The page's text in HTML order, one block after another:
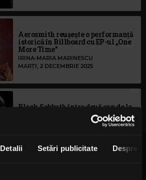
Detalii Setări publicitate Despre
Aerosmith reușește o performanță
istorică în Billboard cu EP-ul „One
More Time”
IRINA-MARIA MARINESCU
MARȚI, 2 DECEMBRIE 2025
Black Sabbath între două ere: de la
conflictul Ozzy - Dio la
recunoaștere reciprocă